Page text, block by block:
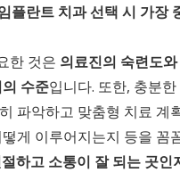
플란트 치과 선택 시 가장
한 것은 의료진의 숙련도
수준입니다. 또한, 충분
파악하고 맞춤형 치료 계
게 이루어지는지 등을 꼼
하고 소통이 잘 되는 곳인